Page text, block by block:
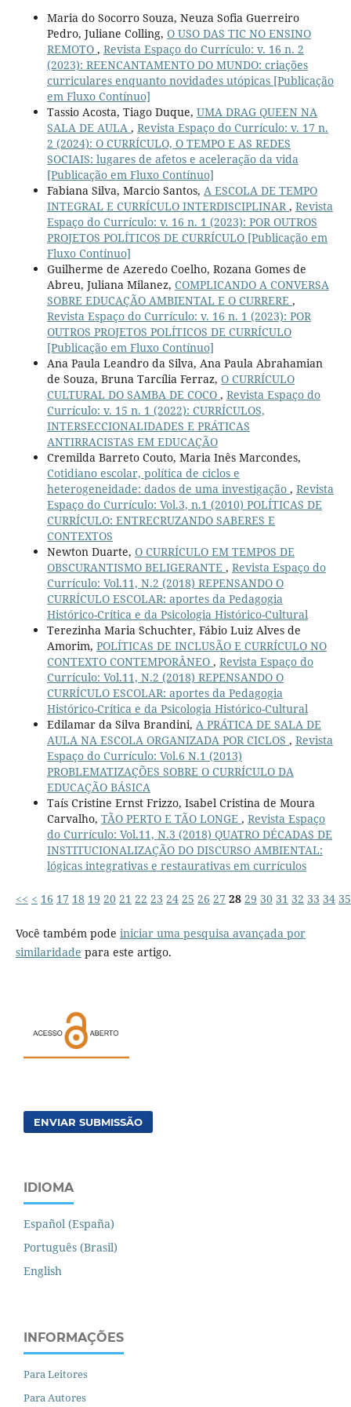
Maria do Socorro Souza, Neuza Sofia Guerreiro
Pedro, Juliane Colling, O USO DAS TIC NO ENSINO
REMOTO , Revista Espaço do Currículo: v. 16 n. 2
(2023): REENCANTAMENTO DO MUNDO: criações
curriculares enquanto novidades utópicas [Publicação
em Fluxo Contínuo]
Tassio Acosta, Tiago Duque, UMA DRAG QUEEN NA
SALA DE AULA , Revista Espaço do Currículo: v. 17 n.
2 (2024): O CURRÍCULO, O TEMPO E AS REDES
SOCIAIS: lugares de afetos e aceleração da vida
[Publicação em Fluxo Contínuo]
Fabiana Silva, Marcio Santos, A ESCOLA DE TEMPO
INTEGRAL E CURRÍCULO INTERDISCIPLINAR, Revista
Espaço do Currículo: v. 16 n. 1 (2023): POR OUTROS
PROJETOS POLÍTICOS DE CURRÍCULO [Publicação em
Fluxo Contínuo]
Guilherme de Azeredo Coelho, Rozana Gomes de
Abreu, Juliana Milanez, COMPLICANDO A CONVERSA
SOBRE EDUCAÇÃO AMBIENTAL E O CURRERE ,
Revista Espaço do Currículo: v. 16 n. 1 (2023): POR
OUTROS PROJETOS POLÍTICOS DE CURRÍCULO
[Publicação em Fluxo Contínuo]
Ana Paula Leandro da Silva, Ana Paula Abrahamian
de Souza, Bruna Tarcília Ferraz, O CURRÍCULO
CULTURAL DO SAMBA DE COCO , Revista Espaço do
Currículo: v. 15 n. 1 (2022): CURRÍCULOS,
INTERSECCIONALIDADES E PRÁTICAS
ANTIRRACISTAS EM EDUCAÇÃO
Cremilda Barreto Couto, Maria Inês Marcondes,
Cotidiano escolar, política de ciclos e
heterogeneidade: dados de uma investigação , Revista
Espaço do Currículo: Vol.3, n.1 (2010) POLÍTICAS DE
CURRÍCULO: ENTRECRUZANDO SABERES E
CONTEXTOS
Newton Duarte, O CURRÍCULO EM TEMPOS DE
OBSCURANTISMO BELIGERANTE , Revista Espaço do
Currículo: Vol.11, N.2 (2018) REPENSANDO O
CURRÍCULO ESCOLAR: aportes da Pedagogia
Histórico-Crítica e da Psicologia Histórico-Cultural
Terezinha Maria Schuchter, Fábio Luiz Alves de
Amorim, POLÍTICAS DE INCLUSÃO E CURRÍCULO NO
CONTEXTO CONTEMPORÂNEO , Revista Espaço do
Currículo: Vol.11, N.2 (2018) REPENSANDO O
CURRÍCULO ESCOLAR: aportes da Pedagogia
Histórico-Crítica e da Psicologia Histórico-Cultural
Edilamar da Silva Brandini, A PRÁTICA DE SALA DE
AULA NA ESCOLA ORGANIZADA POR CICLOS , Revista
Espaço do Currículo: Vol.6 N.1 (2013)
PROBLEMATIZAÇÕES SOBRE O CURRÍCULO DA
EDUCAÇÃO BÁSICA
Taís Cristine Ernst Frizzo, Isabel Cristina de Moura
Carvalho, TÃO PERTO E TÃO LONGE , Revista Espaço
do Currículo: Vol.11, N.3 (2018) QUATRO DÉCADAS DE
INSTITUCIONALIZAÇÃO DO DISCURSO AMBIENTAL:
lógicas integrativas e restaurativas em currículos
<< < 16 17 18 19 20 21 22 23 24 25 26 27 28 29 30 31 32 33 34 35
Você também pode iniciar uma pesquisa avançada por
similaridade para este artigo.
ENVIAR SUBMISSÃO
IDIOMA
Español (España)
Português (Brasil)
English
INFORMAÇÕES
Para Leitores
Para Autores